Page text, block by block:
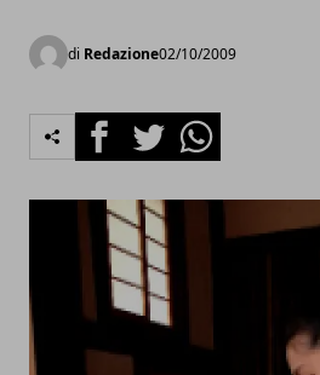
di Redazione02/10/2009
FacebookTwitterWhatsapp